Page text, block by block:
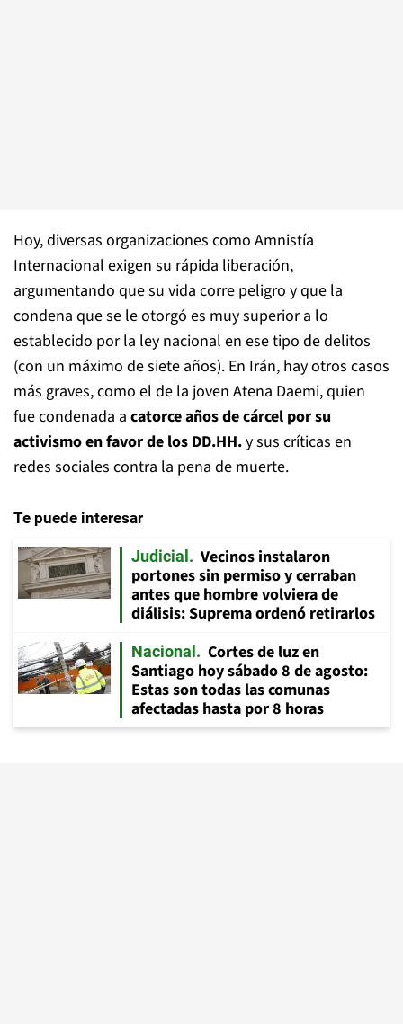
Hoy, diversas organizaciones como Amnistía
Internacional exigen su rápida liberación,
argumentando que su vida corre peligro y que la
condena que se le otorgó es muy superior a lo
establecido por la ley nacional en ese tipo de delitos
(con un máximo de siete años). En Irán, hay otros casos
más graves, como el de la joven Atena Daemi, quien
fue condenada a catorce años de cárcel por su
activismo en favor de los DD.HH.y sus críticas en
redes sociales contra la pena de muerte.
Te puede interesar
Judicial
Vecinos instalaron
portones sin permiso y cerraban
antes que hombre volviera de
diálisis: Suprema ordenó retirarlos
Nacional
Cortes de luz en
Santiago hoy sábado 8 de agosto:
Estas son todas las comunas
afectadas hasta por 8 horas